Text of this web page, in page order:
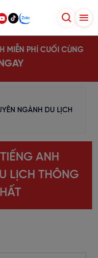
MIỄN PHÍ CUỐI CÙNG
NGÀNH DU LỊCH
ANH
LỊCH THÔNG